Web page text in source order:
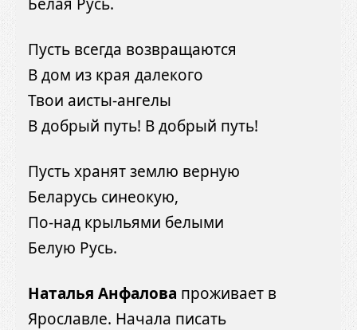
Пусть всегда возвращаются
В дом из края далекого
Твои аисты-ангелы
В добрый путь! В добрый путь!
Пусть хранят землю верную
Беларусь синеокую,
По-над крыльями белыми
Белую Русь.
Наталья Анфалова проживает в
Ярославле. Начала писать